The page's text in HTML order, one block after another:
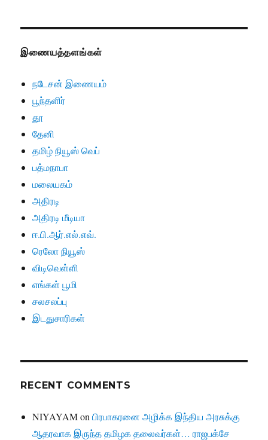
இணையத்தளங்கள்
நடேசன் இணையம்
பூந்தளிர்
தூ
தேனி
தமிழ் நியூஸ் வெப்
பத்மநாபா
மலையகம்
அதிரடி
அதிரடி மீடியா
ஈ.பி.ஆர்.எல்.எவ்.
ரெலோ நியூஸ்
விடிவெள்ளி
எங்கள் பூமி
சலசலப்பு
இடதுசாரிகள்
RECENT COMMENTS
NIYAYAMonபிரபாகரனை அழிக்க இந்திய அரசுக்கு
ஆதரவாக இருந்த தமிழக தலைவர்கள்… ராஜபக்சே